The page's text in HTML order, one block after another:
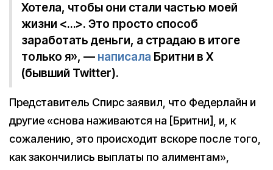
Хотела, чтобы они стали частью моей
жизни <…>. Это просто способ
заработать деньги, а страдаю в итоге
только я», — написала Бритни в X
(бывший Twitter).
Представитель Спирс заявил, что Федерлайн и
другие «снова наживаются на [Бритни], и, к
сожалению, это происходит вскоре после того,
как закончились выплаты по алиментам»,